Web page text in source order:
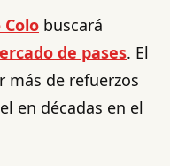
Colo buscará
de pases. El
más de refuerzos
en décadas en el